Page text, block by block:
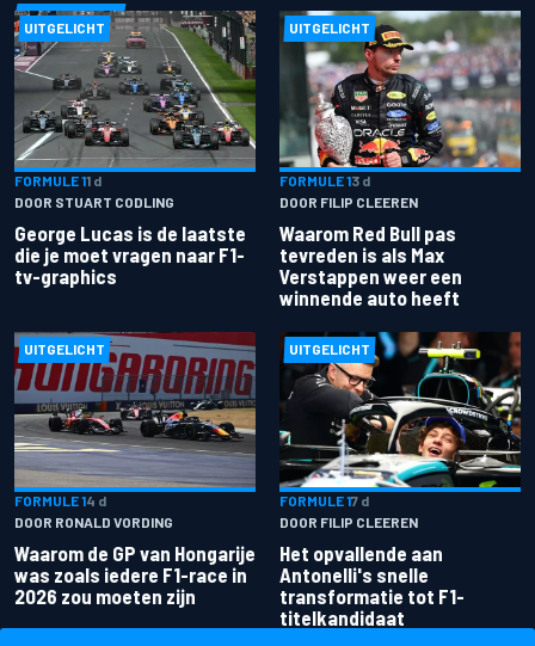
UITGELICHT
FORMULE 11 d
DOOR STUART CODLING
George Lucas is de laatste
die je moet vragen naar F1-
tv-graphics
UITGELICHT
FORMULE 13 d
DOOR FILIP CLEEREN
Waarom Red Bull pas
tevreden is als Max
Verstappen weer een
winnende auto heeft
UITGELICHT
FORMULE 14 d
DOOR RONALD VORDING
Waarom de GP van Hongarije
was zoals iedere F1-race in
2026 zou moeten zijn
UITGELICHT
FORMULE 17 d
DOOR FILIP CLEEREN
Het opvallende aan
Antonelli's snelle
transformatie tot F1-
titelkandidaat